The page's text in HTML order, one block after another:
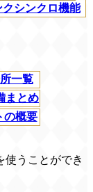
クシンクロ機能
一覧
まとめ
の概要
使うことができ